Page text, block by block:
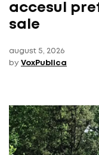
accesul
sale
august 5, 2026
by VoxPublica